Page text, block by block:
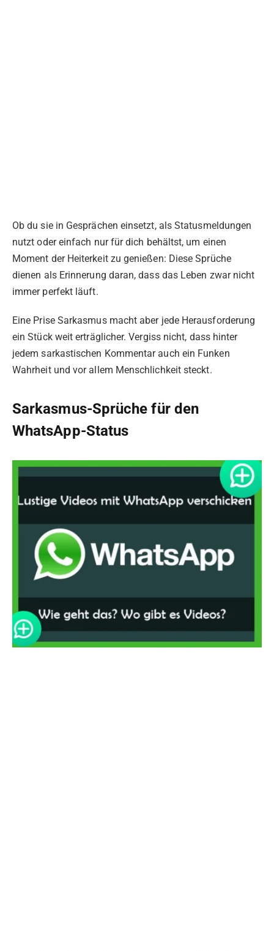
Ob du sie in Gesprächen einsetzt, als Statusmeldungen
nutzt oder einfach nur für dich behältst, um einen
Moment der Heiterkeit zu genießen: Diese Sprüche
dienen als Erinnerung daran, dass das Leben zwar nicht
immer perfekt läuft.
Eine Prise Sarkasmus macht aber jede Herausforderung
ein Stück weit erträglicher. Vergiss nicht, dass hinter
jedem sarkastischen Kommentar auch ein Funken
Wahrheit und vor allem Menschlichkeit steckt.
Sarkasmus-Sprüche für den
WhatsApp-Status